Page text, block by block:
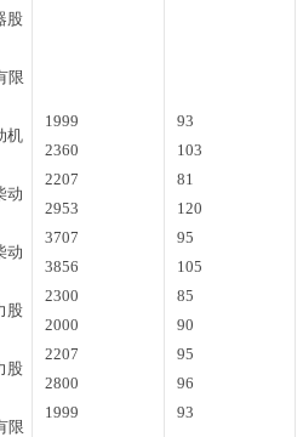
股
限
机
动
动
股
股
限
1999
2360
2207
2953
3707
3856
2300
2000
2207
2800
1999
93
103
81
120
95
105
85
90
95
96
93